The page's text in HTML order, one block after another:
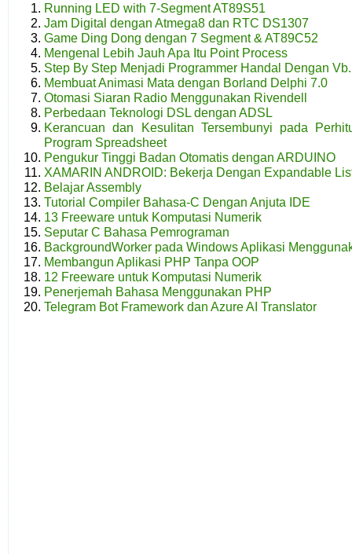
Running LED with 7-Segment AT89S51
Jam Digital dengan Atmega8 dan RTC DS1307
Game Ding Dong dengan 7 Segment & AT89C52
Mengenal Lebih Jauh Apa Itu Point Process
Step By Step Menjadi Programmer Handal Dengan
Membuat Animasi Mata dengan Borland Delphi 7.0
Otomasi Siaran Radio Menggunakan Rivendell
Perbedaan Teknologi DSL dengan ADSL
Kerancuan dan Kesulitan Tersembunyi pada
Program Spreadsheet
Pengukur Tinggi Badan Otomatis dengan ARDUINO
XAMARIN ANDROID: Bekerja Dengan Expandable
Belajar Assembly
Tutorial Compiler Bahasa-C Dengan Anjuta IDE
13 Freeware untuk Komputasi Numerik
Seputar C Bahasa Pemrograman
BackgroundWorker pada Windows Aplikasi
Membangun Aplikasi PHP Tanpa OOP
12 Freeware untuk Komputasi Numerik
Penerjemah Bahasa Menggunakan PHP
Telegram Bot Framework dan Azure AI Translator